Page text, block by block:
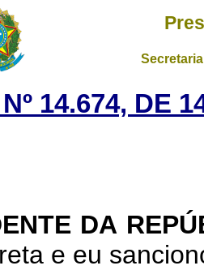
14.674, DE
DA
e eu